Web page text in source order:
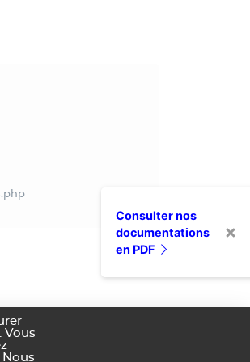
Consulter nos
documentations
en PDF
Vous